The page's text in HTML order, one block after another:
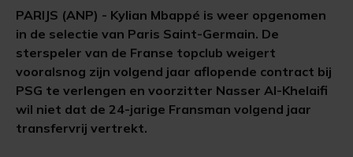
PARIJS (ANP) - Kylian Mbappé is weer opgenomen
in de selectie van Paris Saint-Germain. De
sterspeler van de Franse topclub weigert
vooralsnog zijn volgend jaar aflopende contract bij
PSG te verlengen en voorzitter Nasser Al-Khelaifi
wil niet dat de 24-jarige Fransman volgend jaar
transfervrij vertrekt.